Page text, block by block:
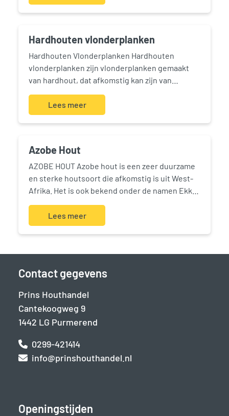
huis…
Hardhouten vlonderplanken
Hardhouten Vlonderplanken Hardhouten
vlonderplanken zijn vlonderplanken gemaakt
van hardhout, dat afkomstig kan zijn van
Masseranduba, Kapur, Azobe en nog veel meer.
de vlonderplanken zijn populair vanwege hun
Lees meer
Azobe Hout
AZOBE HOUT Azobe hout is een zeer duurzame
en sterke houtsoort die afkomstig is uit West-
Afrika. Het is ook bekend onder de namen Ekki,
Bongossi, en Lophira alata. Azobe hout is erg
hard en dicht,…
Lees meer
Contact gegevens
Prins Houthandel
Cantekoogweg 9
1442 LG Purmerend
0299-421414
info@prinshouthandel.nl
Openingstijden